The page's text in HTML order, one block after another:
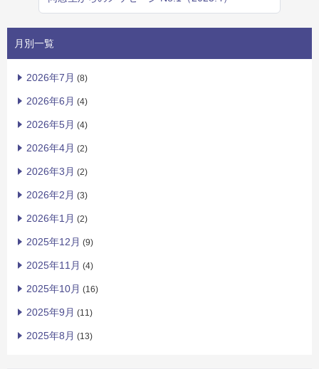
月別一覧
2026年7月 (8)
2026年6月 (4)
2026年5月 (4)
2026年4月 (2)
2026年3月 (2)
2026年2月 (3)
2026年1月 (2)
2025年12月 (9)
2025年11月 (4)
2025年10月 (16)
2025年9月 (11)
2025年8月 (13)